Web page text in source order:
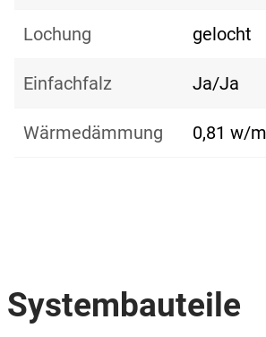
Lochung gelocht
Einfachfalz Ja/Ja
Wärmedämmung 0,81 w/
Systembauteile